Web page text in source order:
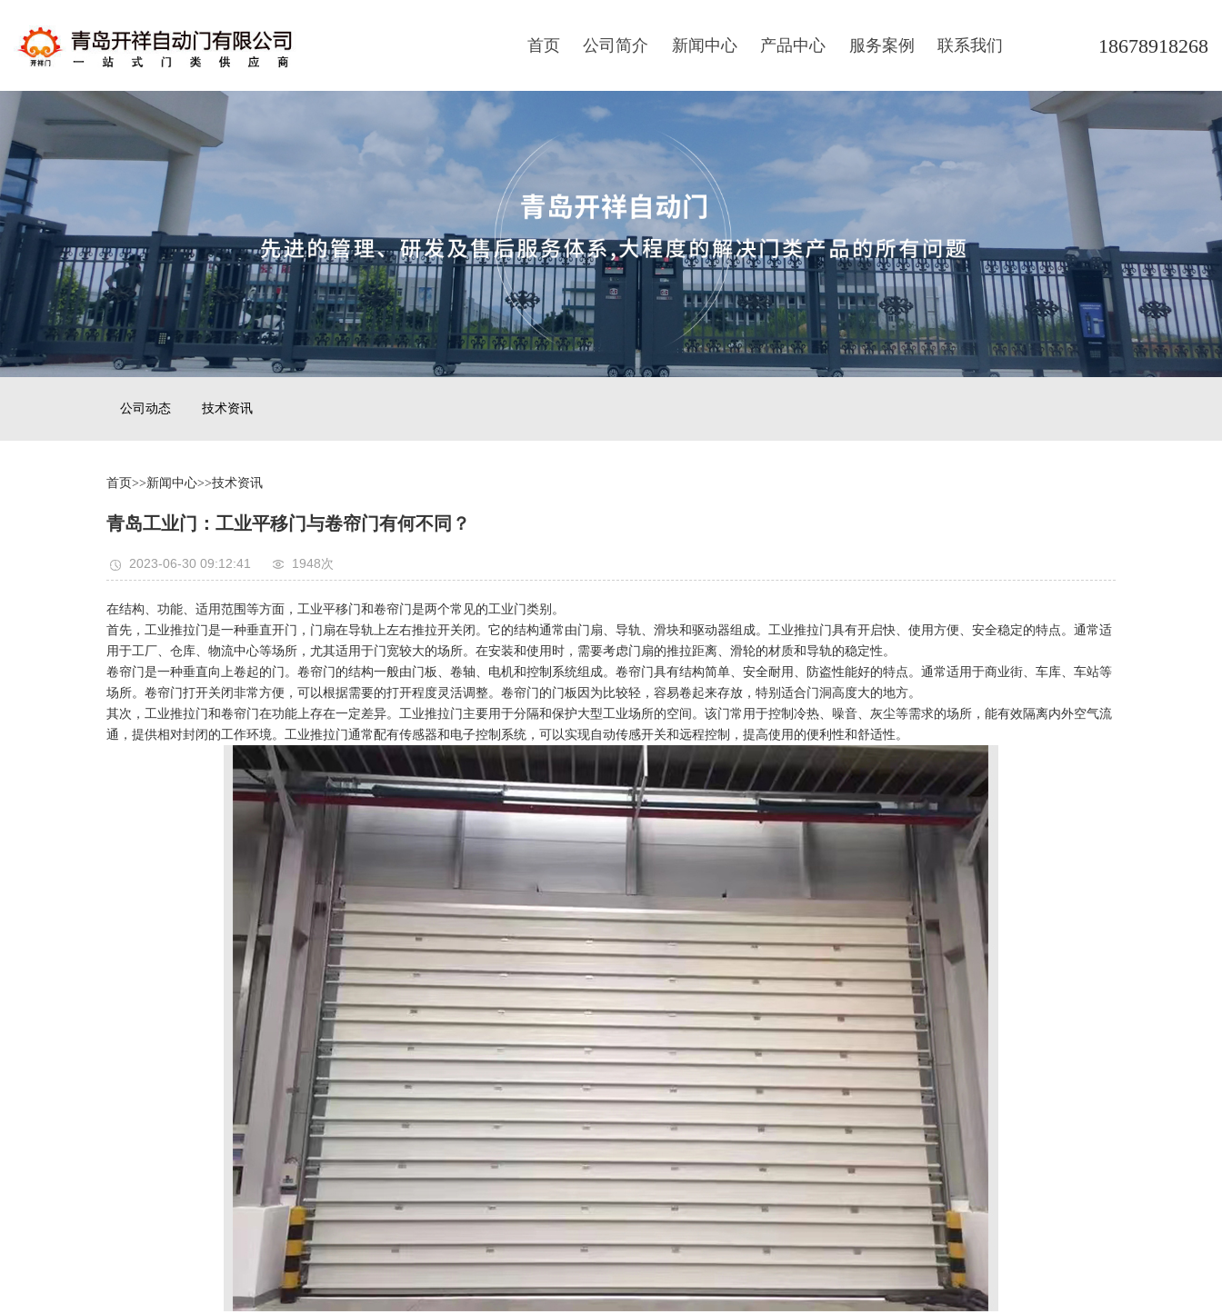
首页 公司简介 新闻中心 产品中心 服务案例 联系我们 18678918268
公司动态 技术资讯
首页>>新闻中心>>技术资讯
青岛工业门：工业平移门与卷帘门有何不同？
2023-06-30 09:12:41 1948次
在结构、功能、适用范围等方面，工业平移门和卷帘门是两个常见的工业门类别。
首先，工业推拉门是一种垂直开门，门扇在导轨上左右推拉开关闭。它的结构通常由门扇、导轨、滑块和驱动器组成。工业推拉门具有开启快、使用方便、安全稳定的特点。通常适
用于工厂、仓库、物流中心等场所，尤其适用于门宽较大的场所。在安装和使用时，需要考虑门扇的推拉距离、滑轮的材质和导轨的稳定性。
卷帘门是一种垂直向上卷起的门。卷帘门的结构一般由门板、卷轴、电机和控制系统组成。卷帘门具有结构简单、安全耐用、防盗性能好的特点。通常适用于商业街、车库、车站等
场所。卷帘门打开关闭非常方便，可以根据需要的打开程度灵活调整。卷帘门的门板因为比较轻，容易卷起来存放，特别适合门洞高度大的地方。
其次，工业推拉门和卷帘门在功能上存在一定差异。工业推拉门主要用于分隔和保护大型工业场所的空间。该门常用于控制冷热、噪音、灰尘等需求的场所，能有效隔离内外空气流
通，提供相对封闭的工作环境。工业推拉门通常配有传感器和电子控制系统，可以实现自动传感开关和远程控制，提高使用的便利性和舒适性。